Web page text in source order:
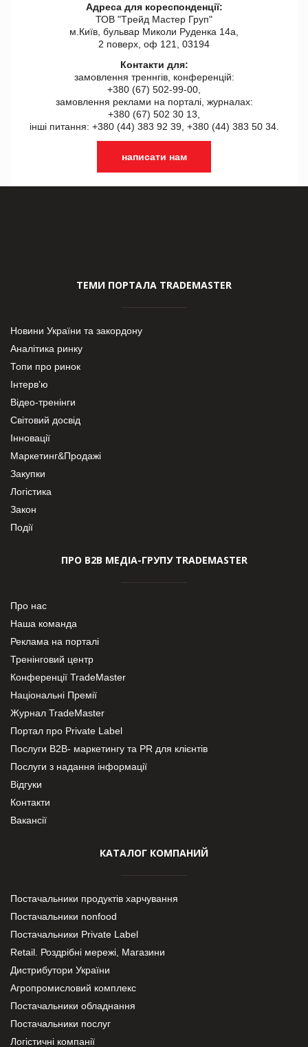
Адреса для кореспонденції:
ТОВ "Tрейд Мастер Груп"
м.Київ, бульвар Миколи Руденка 14а,
2 поверх, оф 121, 03194
Контакти для:
замовлення треннгів, конференцій:
+380 (67) 502-99-00,
замовлення реклами на порталі, журналах:
+380 (67) 502 30 13,
інші питання: +380 (44) 383 92 39, +380 (44) 383 50 34.
написати нам
ТЕМИ ПОРТАЛА TRADEMASTER
Новини України та закордону
Аналітика ринку
Топи про ринок
Інтерв’ю
Відео-тренінги
Світовий досвід
Інновації
Маркетинг&Продажі
Закупки
Логістика
Закон
Події
ПРО В2В МЕДІА-ГРУПУ TRADEMASTER
Про нас
Наша команда
Реклама на порталі
Тренінговий центр
Конференції TradeMaster
Національні Премії
Журнал TradeMaster
Портал про Private Label
Послуги В2В- маркетингу та PR для клієнтів
Послуги з надання інформації
Відгуки
Контакти
Вакансії
КАТАЛОГ КОМПАНИЙ
Постачальники продуктів харчування
Постачальники nonfood
Постачальники Private Label
Retail. Роздрібні мережі, Магазини
Дистрибутори України
Агропромисловий комплекс
Постачальники обладнання
Постачальники послуг
Логістичні компанії